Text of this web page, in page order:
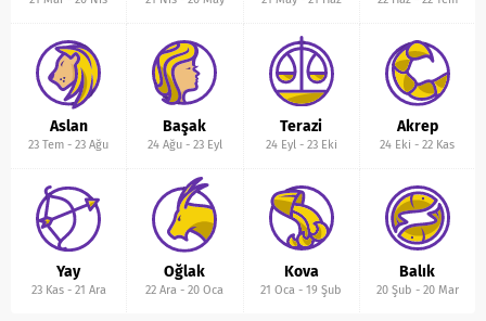
Aslan
23 Tem -23 Ağu
Başak
24 Ağu- 23 Eyl
Terazi
24 Eyl- 23 Eki
Akrep
24 Eki -22 Kas
Yay
23 Kas- 21 Ara
Oğlak
22 Ara -20 Oca
Kova
21 Oca -19 Şub
Balık
20 Şub - 20 Mar